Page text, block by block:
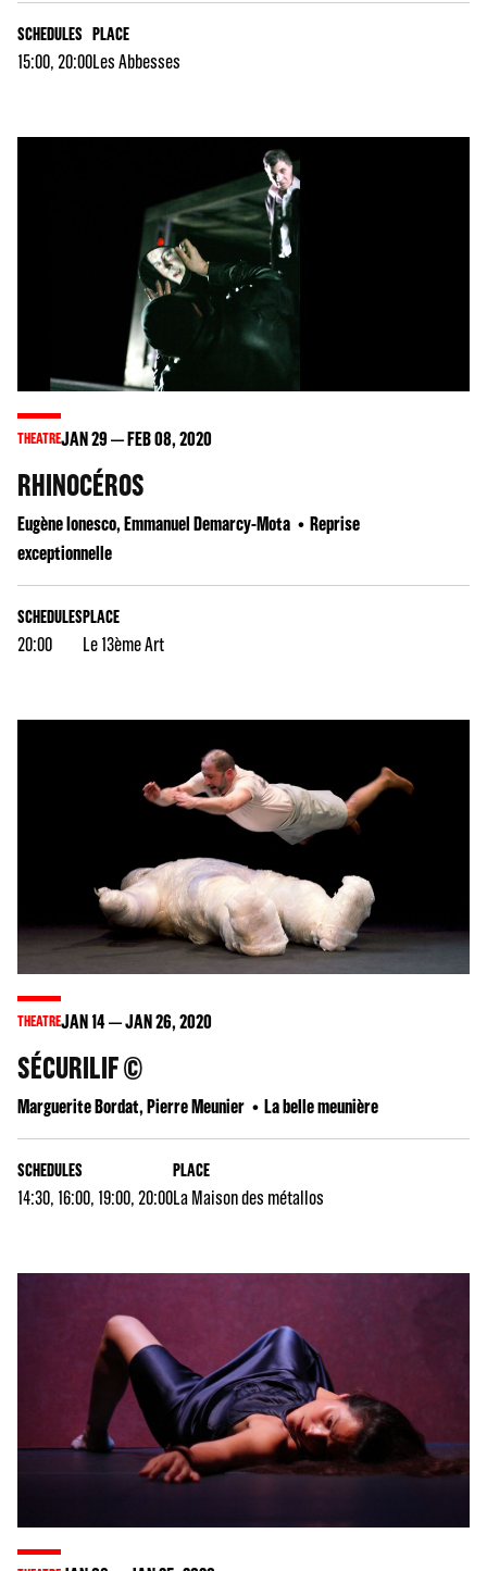
SCHEDULES
15:00, 20:00
PLACE
Les Abbesses
THEATREJAN29 FEB08, 2020
RHINOCÉROS
Eugène Ionesco, Emmanuel Demarcy-Mota
Reprise
exceptionnelle
SCHEDULES
20:00
PLACE
Le 13ème Art
THEATREJAN14 JAN26, 2020
SÉCURILIF ©
Marguerite Bordat, Pierre Meunier La belle meunière
SCHEDULES
14:30, 16:00, 19:00, 20:00
PLACE
La Maison des métallos